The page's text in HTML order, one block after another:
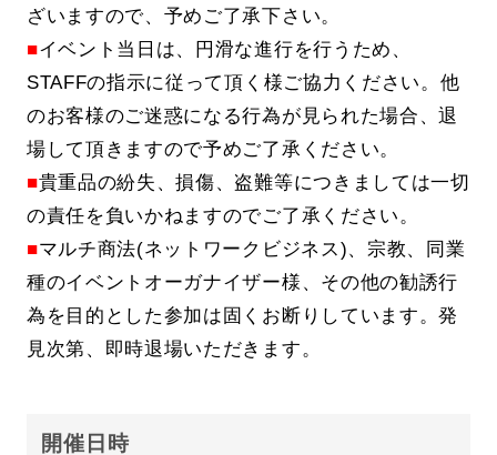
ざいますので、予めご了承下さい。
■イベント当日は、円滑な進行を行うため、
STAFFの指示に従って頂く様ご協力ください。他
のお客様のご迷惑になる行為が見られた場合、退
場して頂きますので予めご了承ください。
■貴重品の紛失、損傷、盗難等につきましては一切
の責任を負いかねますのでご了承ください。
■マルチ商法(ネットワークビジネス)、宗教、同業
種のイベントオーガナイザー様、その他の勧誘行
為を目的とした参加は固くお断りしています。発
見次第、即時退場いただきます。
開催日時